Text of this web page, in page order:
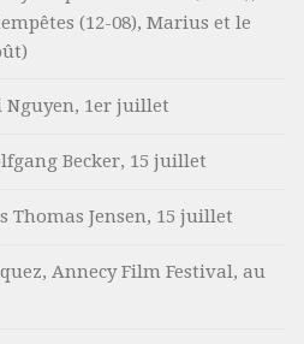
(12-08), Marius et le
Nguyen, 1er juillet
Becker, 15 juillet
Thomas Jensen, 15 juillet
Annecy Film Festival, au